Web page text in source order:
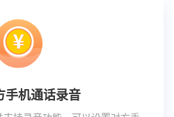
手机通话录音